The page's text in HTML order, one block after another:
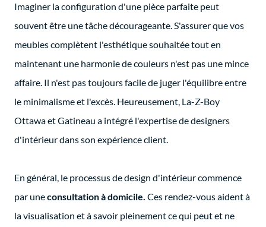
Imaginer la configuration d'une pièce parfaite peut
souvent être une tâche décourageante. S'assurer que vos
meubles complètent l'esthétique souhaitée tout en
maintenant une harmonie de couleurs n'est pas une mince
affaire. Il n'est pas toujours facile de juger l'équilibre entre
le minimalisme et l'excès. Heureusement, La-Z-Boy
Ottawa et Gatineau a intégré l'expertise de designers
d'intérieur dans son expérience client.
En général, le processus de design d'intérieur commence
par uneconsultation à domicile. Ces rendez-vous aident à
la visualisation et à savoir pleinement ce qui peut et ne